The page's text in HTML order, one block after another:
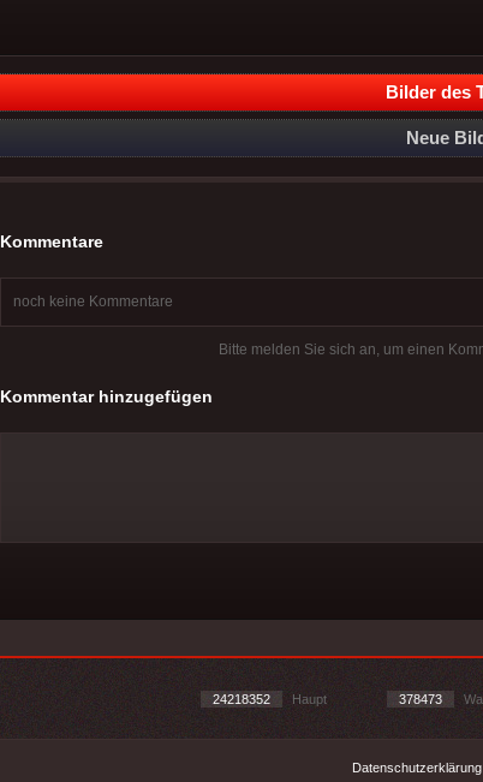
Bilder des
Neue
Kommentare
noch keine Kommentare
Bitte melden Sie sich an, um einen
Kommentar hinzugefügen
24218352 Haupt 378473
Datenschutzerklärung